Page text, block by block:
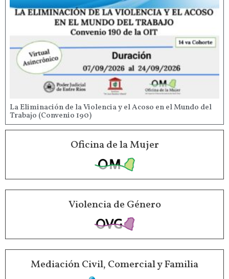
La Eliminación de la Violencia y el Acoso en el Mundo del
Trabajo (Convenio 190)
Oficina de la Mujer
Violencia de Género
Mediación Civil, Comercial y Familia